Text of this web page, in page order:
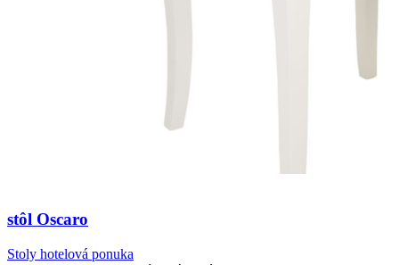
stôl Oscaro
Stoly hotelová ponuka